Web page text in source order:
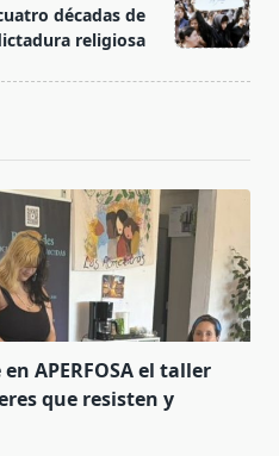
décadas de
religiosa
APERFOSA el taller
que resisten y